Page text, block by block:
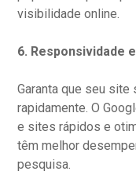
visibilidade online.
6. Responsividade
Garanta que seu
rapidamente. O
e sites rápidos e
têm melhor
pesquisa.